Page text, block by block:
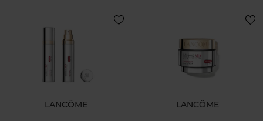
LANCÔME LANCÔME